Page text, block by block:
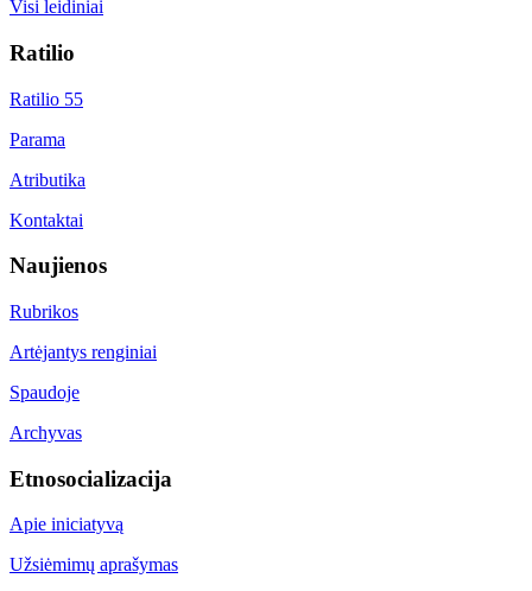
Visi leidiniai
Ratilio
Ratilio 55
Parama
Atributika
Kontaktai
Naujienos
Rubrikos
Artėjantys renginiai
Spaudoje
Archyvas
Etnosocializacija
Apie iniciatyvą
Užsiėmimų aprašymas